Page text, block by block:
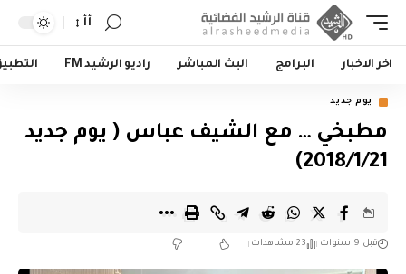
أأ
اخر الاخبار البرامج البث المباشر راديو الرشيد FM
يوم جديد
مطبخي … مع الشيف عباس ( يوم جديد
2018/1/21)
قبل 9 سنوات 23 مشاهدات